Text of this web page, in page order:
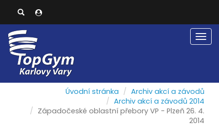
Úvodní stránka
Archiv akcí a závodů
Archiv akcí a závodů 2014
Západočeské oblastní přebory VP - Plzeň 26. 4.
2014